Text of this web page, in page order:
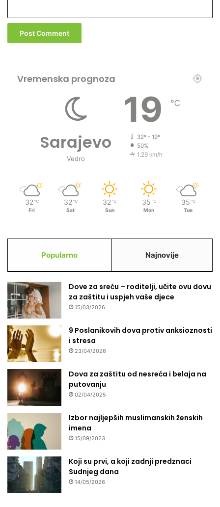
Vremenska prognoza
Sarajevo
Vedro
19 ℃
32º - 19º
50%
1.29 km/h
32 ℃
Fri
32 ℃
Sat
32 ℃
Sun
35 ℃
Mon
35 ℃
Tue
Popularno Najnovije
Dove za sreću – roditelji, učite ovu dovu
za zaštitu i uspjeh vaše djece
15/03/2026
9 Poslanikovih dova protiv anksioznosti
i stresa
23/04/2026
Dova za zaštitu od nesreća i belaja na
putovanju
02/04/2025
Izbor najljepših muslimanskih ženskih
imena
15/09/2023
Koji su prvi, a koji zadnji predznaci
Sudnjeg dana
14/05/2026